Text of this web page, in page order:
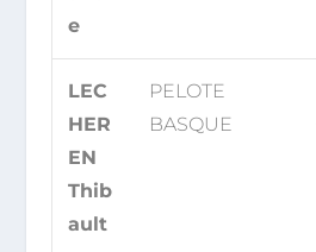
e
LEC
HER
EN
Thib
ault
PELOTE
BASQUE